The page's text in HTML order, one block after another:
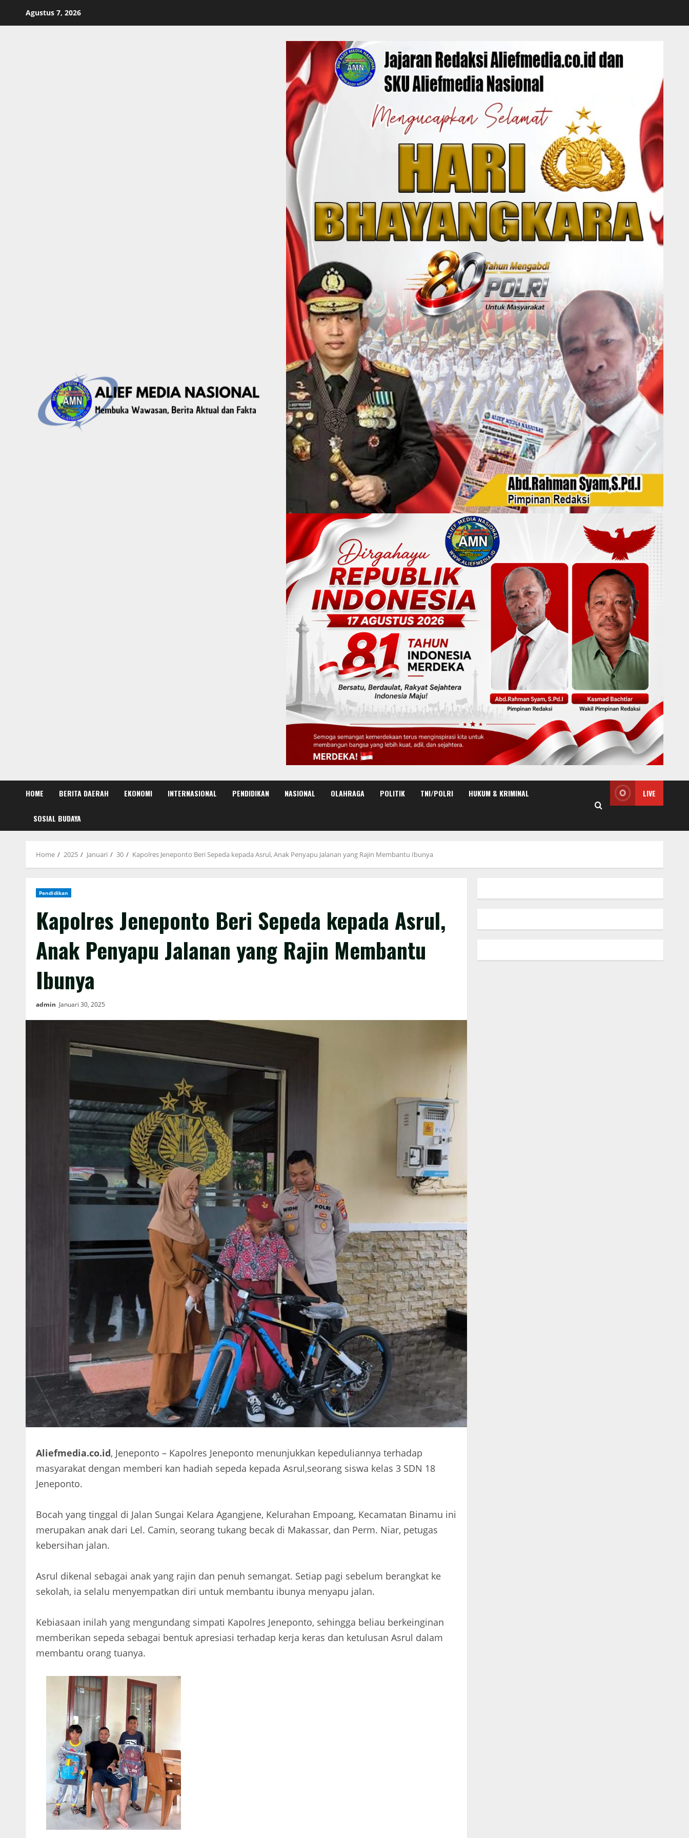
Agustus 7, 2026
HOME BERITA DAERAH EKONOMI INTERNASIONAL PENDIDIKAN NASIONAL OLAHRAGA POLITIK TNI/POLRI HUKUM & KRIMINAL
SOSIAL BUDAYA
LIVE
Home 2025 Januari 30 Kapolres Jeneponto Beri Sepeda kepada Asrul, Anak Penyapu Jalanan yang Rajin Membantu Ibunya
Pendidikan
Kapolres Jeneponto Beri Sepeda kepada Asrul,
Anak Penyapu Jalanan yang Rajin Membantu
Ibunya
admin Januari 30, 2025
Aliefmedia.co.id, Jeneponto – Kapolres Jeneponto menunjukkan kepeduliannya terhadap
masyarakat dengan memberi kan hadiah sepeda kepada Asrul,seorang siswa kelas 3 SDN 18
Jeneponto.
Bocah yang tinggal di Jalan Sungai Kelara Agangjene, Kelurahan Empoang, Kecamatan Binamu ini
merupakan anak dari Lel. Camin, seorang tukang becak di Makassar, dan Perm. Niar, petugas
kebersihan jalan.
Asrul dikenal sebagai anak yang rajin dan penuh semangat. Setiap pagi sebelum berangkat ke
sekolah, ia selalu menyempatkan diri untuk membantu ibunya menyapu jalan.
Kebiasaan inilah yang mengundang simpati Kapolres Jeneponto, sehingga beliau berkeinginan
memberikan sepeda sebagai bentuk apresiasi terhadap kerja keras dan ketulusan Asrul dalam
membantu orang tuanya.